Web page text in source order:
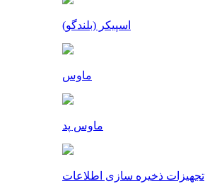
اسپیکر (بلندگو)
ماوس
ماوس پد
تجهیزات ذخیره سازی اطلاعات